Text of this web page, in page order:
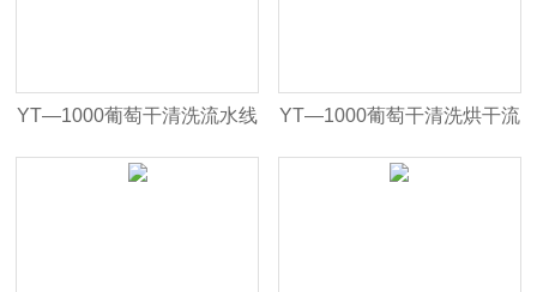
YT—1000葡萄干清洗流水线 YT—1000葡萄干清洗烘干流
水线